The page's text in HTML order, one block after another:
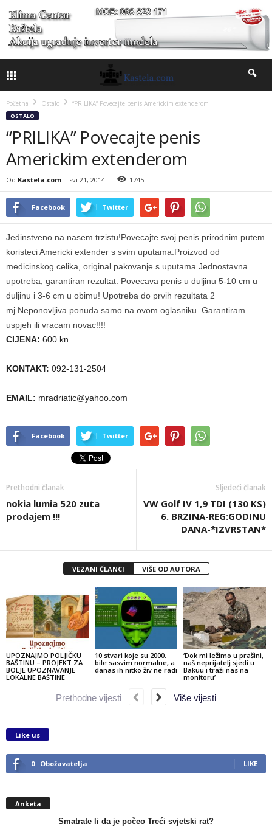
Početna Ostalo “PRILIKA” Povecajte penis Americkim extenderom
OSTALO
“PRILIKA” Povecajte penis
Americkim extenderom
Od Kastela.com - svi 21, 2014 1745
Facebook Twitter
Jedinstveno na nasem trzistu!Povecajte svoj penis prirodnim putem
koristeci Americki extender s svim uputama.Proizvod od
medicinskog celika, original pakovanje s uputama.Jednostavna
upotreba, garantiran rezultat. Povecava penis u duljinu 5-10 cm u
duljinu i 3-6 cm u obimu! Upotreba do prvih rezultata 2
mj.Neponovljiva ponuda samo na ovom oglasniku. Garantiram
uspjeh ili vracam novac!!!!
CIJENA: 600 kn
KONTAKT: 092-131-2504
EMAIL: mradriatic@yahoo.com
Facebook Twitter
Prethodni članak
nokia lumia 520 zuta
prodajem !!!
Sljedeći članak
VW Golf IV 1,9 TDI (130 KS)
6. BRZINA-REG:GODINU
DANA-*IZVRSTAN*
VEZANI ČLANCI VIŠE OD AUTORA
UPOZNAJMO POLJIČKU
BAŠTINU – PROJEKT ZA
BOLJE UPOZNAVANJE
LOKALNE BAŠTINE
10 stvari koje su 2000.
bile sasvim normalne, a
danas ih nitko živ ne radi
‘Dok mi ležimo u prašini,
naš neprijatelj sjedi u
Bakuu i traži nas na
monitoru’
Prethodne vijesti Više vijesti
Like us
0 Obožavatelja LIKE
Anketa
Smatrate li da je počeo Treći svjetski rat?